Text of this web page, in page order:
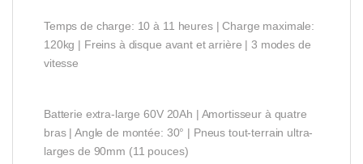
Temps de charge: 10 à 11 heures | Charge maximale:
120kg | Freins à disque avant et arrière | 3 modes de
vitesse
Batterie extra-large 60V 20Ah | Amortisseur à quatre
bras | Angle de montée: 30° | Pneus tout-terrain ultra-
larges de 90mm (11 pouces)